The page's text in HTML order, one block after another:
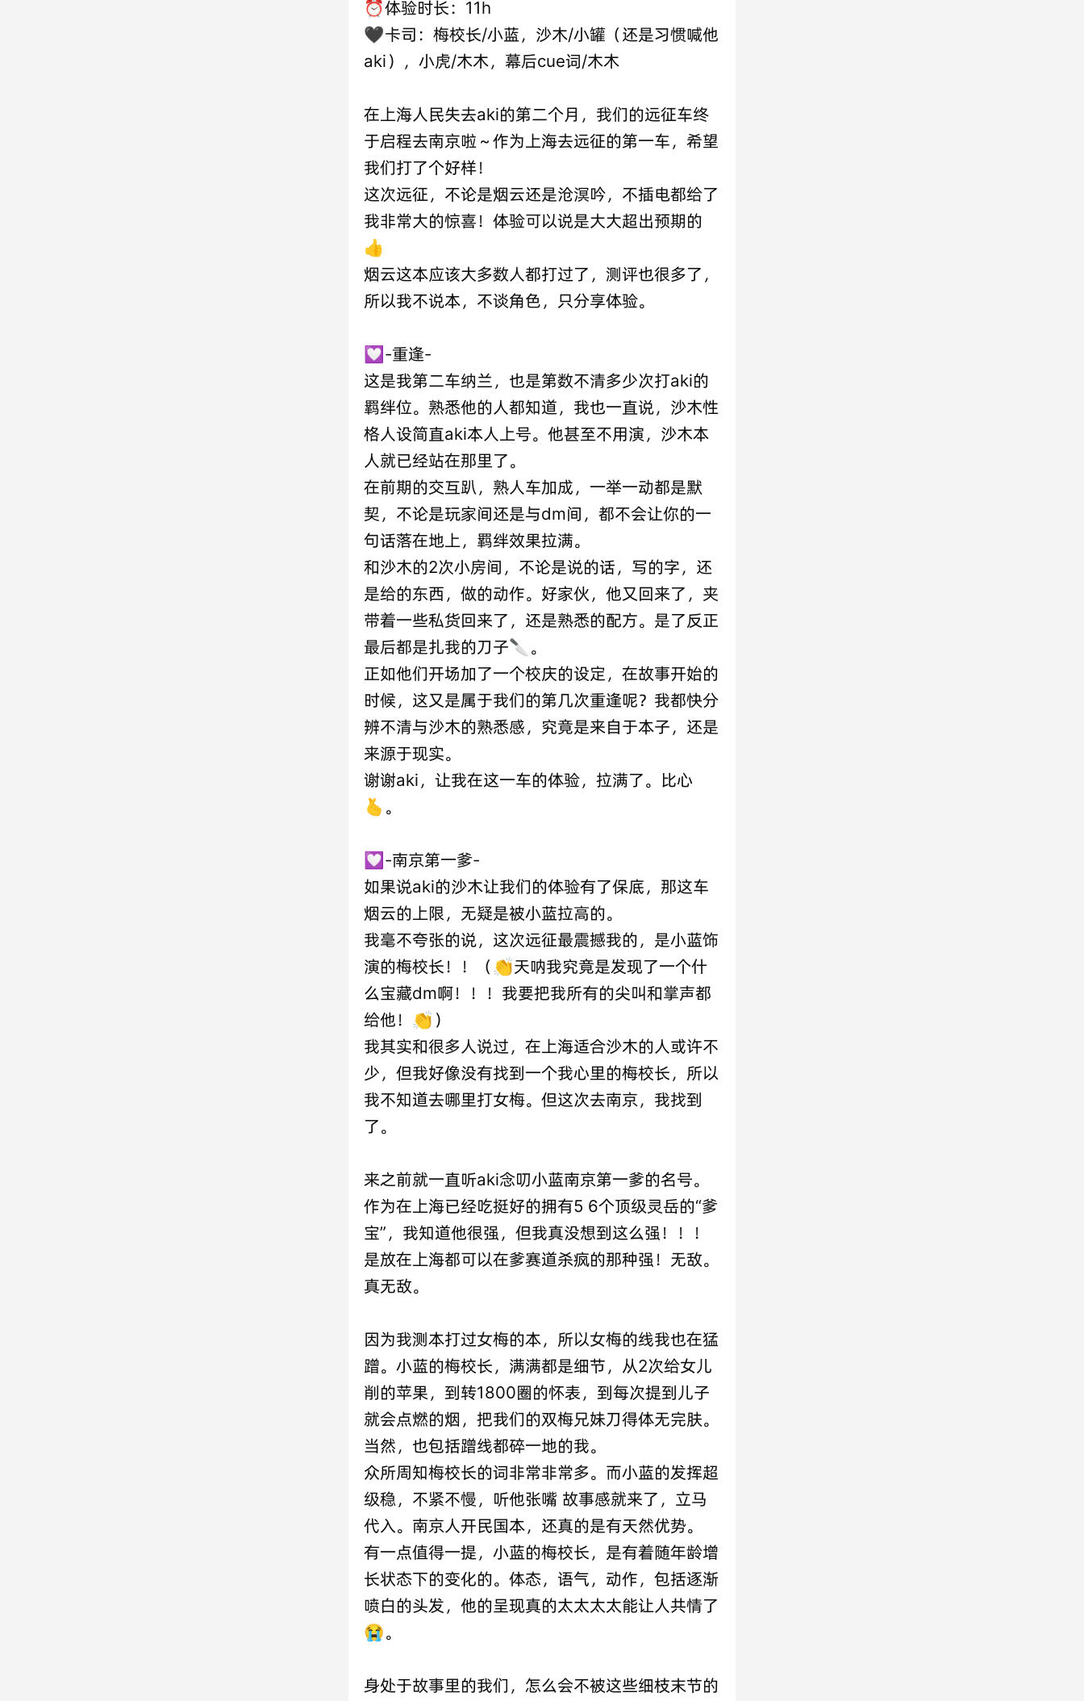
⏰体验时长：11h
🖤卡司：梅校长/小蓝，沙木/小罐（还是习惯喊他
aki），小虎/木木，幕后cue词/木木
在上海人民失去aki的第二个月，我们的远征车终
于启程去南京啦～作为上海去远征的第一车，希望
我们打了个好样！
这次远征，不论是烟云还是沧溟吟，不插电都给了
我非常大的惊喜！体验可以说是大大超出预期的
👍
烟云这本应该大多数人都打过了，测评也很多了，
所以我不说本，不谈角色，只分享体验。
💟-重逢-
这是我第二车纳兰，也是第数不清多少次打aki的
羁绊位。熟悉他的人都知道，我也一直说，沙木性
格人设简直aki本人上号。他甚至不用演，沙木本
人就已经站在那里了。
在前期的交互趴，熟人车加成，一举一动都是默
契，不论是玩家间还是与dm间，都不会让你的一
句话落在地上，羁绊效果拉满。
和沙木的2次小房间，不论是说的话，写的字，还
是给的东西，做的动作。好家伙，他又回来了，夹
带着一些私货回来了，还是熟悉的配方。是了反正
最后都是扎我的刀子🔪。
正如他们开场加了一个校庆的设定，在故事开始的
时候，这又是属于我们的第几次重逢呢？我都快分
辨不清与沙木的熟悉感，究竟是来自于本子，还是
来源于现实。
谢谢aki，让我在这一车的体验，拉满了。比心
🫰。
💟-南京第一爹-
如果说aki的沙木让我们的体验有了保底，那这车
烟云的上限，无疑是被小蓝拉高的。
我毫不夸张的说，这次远征最震撼我的，是小蓝饰
演的梅校长！！（👏天呐我究竟是发现了一个什
么宝藏dm啊！！！我要把我所有的尖叫和掌声都
给他！👏）
我其实和很多人说过，在上海适合沙木的人或许不
少，但我好像没有找到一个我心里的梅校长，所以
我不知道去哪里打女梅。但这次去南京，我找到
了。
来之前就一直听aki念叨小蓝南京第一爹的名号。
作为在上海已经吃挺好的拥有5 6个顶级灵岳的“爹
宝”，我知道他很强，但我真没想到这么强！！！
是放在上海都可以在爹赛道杀疯的那种强！无敌。
真无敌。
因为我测本打过女梅的本，所以女梅的线我也在猛
蹭。小蓝的梅校长，满满都是细节，从2次给女儿
削的苹果，到转1800圈的怀表，到每次提到儿子
就会点燃的烟，把我们的双梅兄妹刀得体无完肤。
当然，也包括蹭线都碎一地的我。
众所周知梅校长的词非常非常多。而小蓝的发挥超
级稳，不紧不慢，听他张嘴 故事感就来了，立马
代入。南京人开民国本，还真的是有天然优势。
有一点值得一提，小蓝的梅校长，是有着随年龄增
长状态下的变化的。体态，语气，动作，包括逐渐
喷白的头发，他的呈现真的太太太太能让人共情了
😭。
身处于故事里的我们，怎么会不被这些细枝末节的